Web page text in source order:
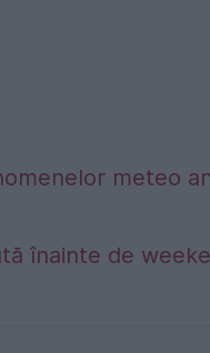
meteo
înainte de